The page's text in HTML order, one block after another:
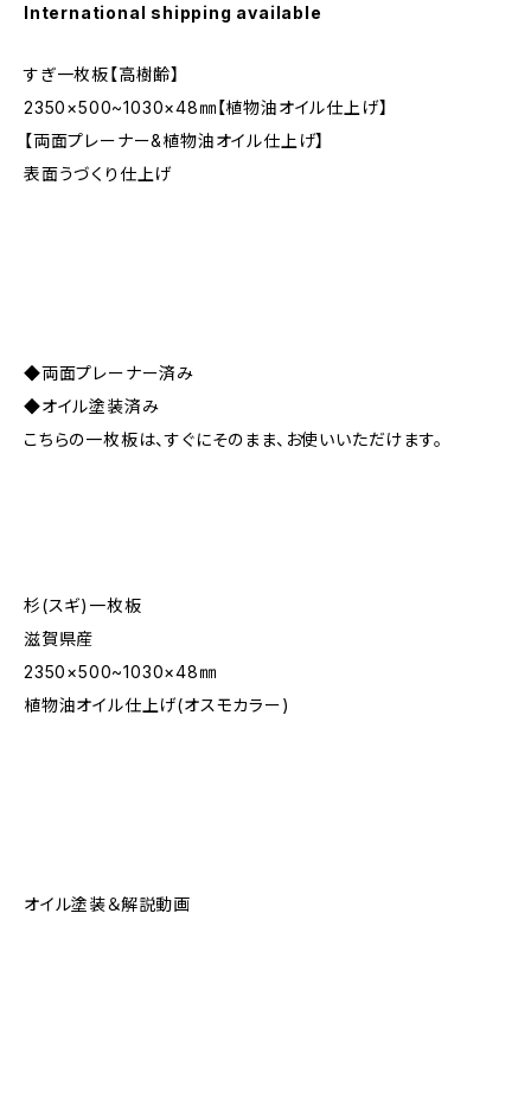
International shipping available
すぎ一枚板【高樹齢】
2350×500~1030×48㎜【植物油オイル仕上げ】
【両面プレーナー&植物油オイル仕上げ】
表面うづくり仕上げ
◆両面プレーナー済み
◆オイル塗装済み
こちらの一枚板は、すぐにそのまま、お使いいただけます。
杉(スギ)一枚板
滋賀県産
2350×500~1030×48㎜
植物油オイル仕上げ(オスモカラー)
オイル塗装＆解説動画